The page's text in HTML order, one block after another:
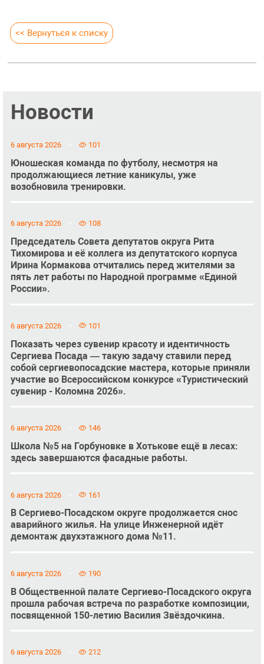
<< Вернуться к списку
Новости
6 августа 2026 101
Юношеская команда по футболу, несмотря на
продолжающиеся летние каникулы, уже
возобновила тренировки.
6 августа 2026 108
Председатель Совета депутатов округа Рита
Тихомирова и её коллега из депутатского корпуса
Ирина Кормакова отчитались перед жителями за
пять лет работы по Народной программе «Единой
России».
6 августа 2026 101
Показать через сувенир красоту и идентичность
Сергиева Посада — такую задачу ставили перед
собой сергиевопосадские мастера, которые приняли
участие во Всероссийском конкурсе «Туристический
сувенир - Коломна 2026».
6 августа 2026 146
Школа №5 на Горбуновке в Хотькове ещё в лесах:
здесь завершаются фасадные работы.
6 августа 2026 161
В Сергиево-Посадском округе продолжается снос
аварийного жилья. На улице Инженерной идёт
демонтаж двухэтажного дома №11.
6 августа 2026 190
В Общественной палате Сергиево-Посадского округа
прошла рабочая встреча по разработке композиции,
посвященной 150-летию Василия Звёздочкина.
6 августа 2026 212